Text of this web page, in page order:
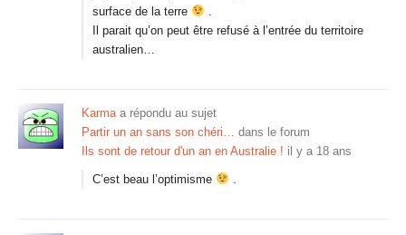
surface de la terre
.
Il parait qu’on peut être refusé à l’entrée du territoire
australien…
Karmaa répondu au sujet
Partir un an sans son chéri… dans le forum
Ils sont de retour d'un an en Australie ! il y a 18 ans
C’est beau l’optimisme .